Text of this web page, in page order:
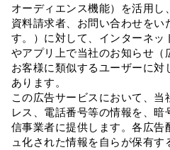
オーディエンス機能）を活用し
資料請求者、お問い合わせをい
す。）に対して、インターネッ
やアプリ上で当社のお知らせ（
お客様に類似するユーザーに対
あります。
この広告サービスにおいて、当
レス、電話番号等の情報を、
信事業者に提供します。各広告
ュ化された情報を自らが保有